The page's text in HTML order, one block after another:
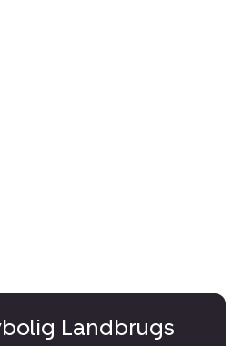
Landbrugs